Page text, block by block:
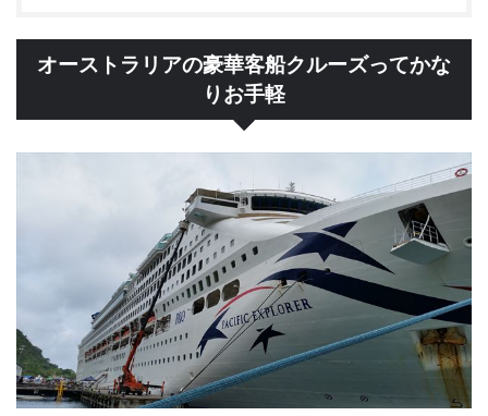
オーストラリアの豪華客船クルーズってかな
りお手軽